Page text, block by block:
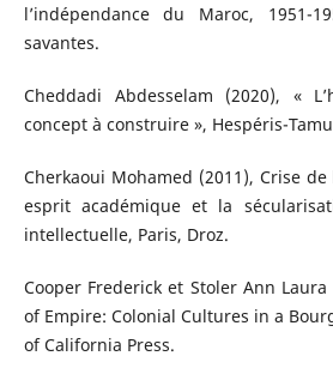
l’indépendance du Maroc, 1951-
savantes.
Cheddadi Abdesselam (2020), «
concept à construire », Hespéris-
Cherkaoui Mohamed (2011), Crise
esprit académique et la
intellectuelle, Paris, Droz.
Cooper Frederick et Stoler Ann
of Empire: Colonial Cultures in a
of California Press.